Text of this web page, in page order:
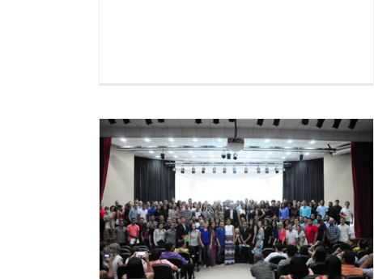
O julgamento do ex-presidente Lula e os
impactos para a Democracia